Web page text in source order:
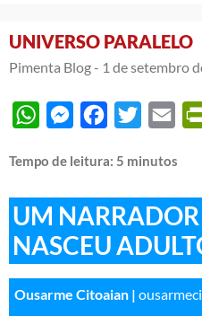
UNIVERSO PARALELO
Pimenta Blog - 1 de setembro
WhatsAppMessengerFacebook
Twitter
Tempo de leitura: 5 minutos
UM NARRADOR
NASCEU
Ousarme Citoaian |